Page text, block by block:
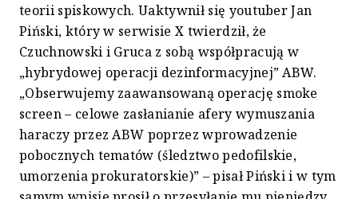
teorii spiskowych. Uaktywnił się youtuber Jan
Piński, który w serwisie X twierdził, że
Czuchnowski i Gruca z sobą współpracują w
„hybrydowej operacji dezinformacyjnej” ABW.
„Obserwujemy zaawansowaną operację smoke
screen – celowe zasłanianie afery wymuszania
haraczy przez ABW poprzez wprowadzenie
pobocznych tematów (śledztwo pedofilskie,
umorzenia prokuratorskie)” – pisał Piński i w tym